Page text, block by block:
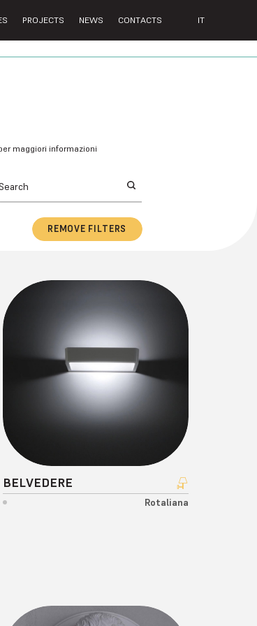
PROJECTS NEWS CONTACTS IT
maggiori informazioni
REMOVE FILTERS
BELVEDERE
Rotaliana